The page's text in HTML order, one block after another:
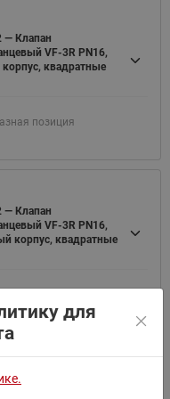
— Клапан
VF-3R PN16,
квадратные
позиция
— Клапан
VF-3R PN16,
корпус, квадратные
Клапан
для